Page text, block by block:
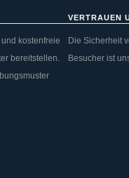
kostenfreie
bereitstellen.
VERTRAUEN
Die Sicherheit
Besucher ist